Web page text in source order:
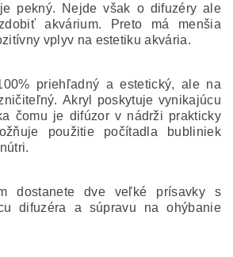
pekný. Nejde však o difuzéry ale
akvárium. Preto má menšia
vplyv na estetiku akvária.
priehľadný a estetický, ale na
Akryl poskytuje vynikajúcu
čomu je difúzor v nádrži prakticky
použitie počítadla bubliniek
dostanete dve veľké prísavky s
difuzéra a súpravu na ohýbanie